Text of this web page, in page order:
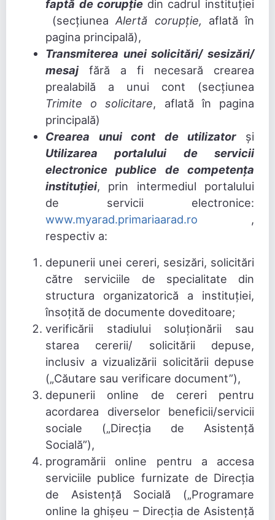
faptă de corupție din cadrul instituției
(secțiuneaAlertă corupție, aflată în
pagina principală),
Transmiterea unei solicitări/ sesizări/
mesaj fără a fi necesară crearea
prealabilă a unui cont (secțiunea
Trimite o solicitare, aflată în pagina
principală)
Crearea unui cont de utilizatorși
Utilizarea portalului de servicii
electronice publice de competența
instituției, prin intermediul portalului
de servicii electronice:
www.myarad.primariaarad.ro ,
respectiv a:
depunerii unei cereri, sesizări, solicitări
către serviciile de specialitate din
structura organizatorică a instituției,
însoțită de documente doveditoare;
verificării stadiului soluționării sau
starea cererii/ solicitării depuse,
inclusiv a vizualizării solicitării depuse
(„Căutare sau verificare document”),
depunerii online de cereri pentru
acordarea diverselor beneficii/servicii
sociale („Direcția de Asistență
Socială”),
programării online pentru a accesa
serviciile publice furnizate de Direcția
de Asistență Socială („Programare
online la ghișeu – Direcția de Asistență